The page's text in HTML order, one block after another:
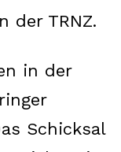
der TRNZ.
in der
Schicksal